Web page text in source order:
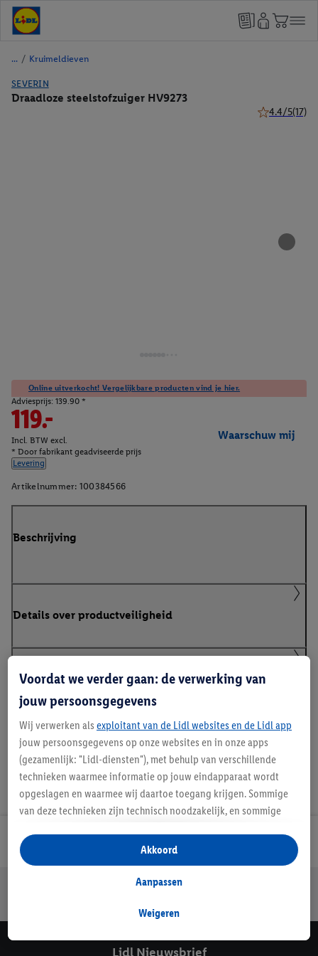
/ Kruimeldieven
SEVERIN
Draadloze steelstofzuiger HV9273
4.4/5(17)
Online uitverkocht! Vergelijkbare producten vind je hier.
Adviesprijs: 139.90 *
119.-
Incl. BTW excl.
* Door fabrikant geadviseerde prijs
Levering
Waarschuw mij
Artikelnummer: 100384566
Beschrijving
Details over productveiligheid
Klanteninformatie over batterijen Europese
Batterijenverordening
Jouw voordelen bij ons als Lidl webshop klant
Lidl Nieuwsbrief
Voordat we verder gaan: de verwerking van
jouw persoonsgegevens
Wij verwerken als exploitant van de Lidl websites en de Lidl app
jouw persoonsgegevens op onze websites en in onze apps
(gezamenlijk: "Lidl-diensten"), met behulp van verschillende
technieken waarmee informatie op jouw eindapparaat wordt
opgeslagen en waarmee wij daartoe toegang krijgen. Sommige
van deze technieken zijn technisch noodzakelijk, en sommige
opslaan van voorkeursinstellingen, het verzamelen en
analyseren van statistieken of voor het tonen van
gepersonaliseerde reclame binnen en buiten de Lidl-diensten.
gegevens over jouw aankoopgedrag in de winkel ook voor de
Als je hier toestemming geeft aan ons voor het personaliseren
Weigeren
Aanpassen
Akkoord